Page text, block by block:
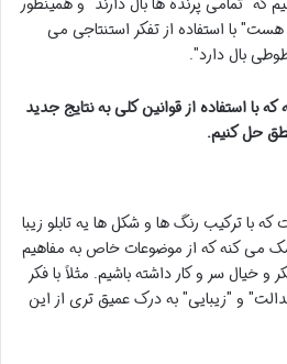
با استفاده از تفکر استنتاجی می
بال دارد".
با استفاده از قوانین کلی به نتایج جدید
حل کنیم.
با ترکیب رنگ ها و شکل ها یه تابلو زیبا
می کنه که از موضوعات خاص به مفاهیم
و خیال سر و کار داشته باشیم. مثلاً با فکر
و "زیبایی" به درک عمیق تری از این